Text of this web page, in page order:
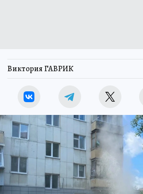
Виктория ГАВРИК